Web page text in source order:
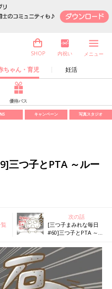
ちゃん・育児 妊活
SHOP 内祝い メニュー
優待パス
キャンペーン 写真スタジオ
三つ子とPTA ～ルー
次の話
[三つ子まみれな毎日
#60]三つ子とPTA ～先